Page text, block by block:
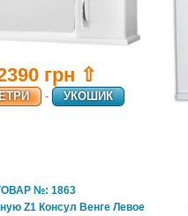
грн ⇧
- УКОШИК
№: 1863
Z1 Консул Венге Левое